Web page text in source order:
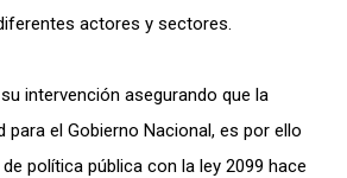
actores y sectores.
intervención asegurando que la
para el Gobierno Nacional, es por ello
política pública con la ley 2099 hace